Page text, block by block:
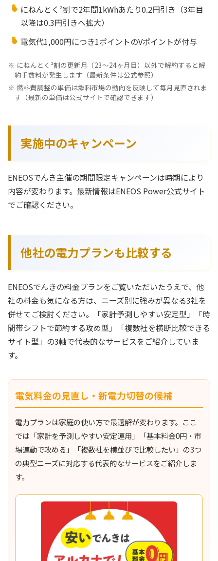
にねんとく²割で2年間1kWhあたり0.2円引き（3年目
以降は0.3円引きへ拡大）
電気代1,000円につき1ポイントのVポイントが付与
にねんとく²割の更新月（23〜24ヶ月目）以外で解約すると解
約手数料が発生します（最新条件は公式参照）
燃料費調整の単価は燃料市場の動向を反映して毎月見直されま
す（最新の単価は公式サイトで確認できます）
実施中のキャンペーン
ENEOSでんき主催の期間限定キャンペーンは時期により
内容が変わります。最新情報はENEOS Power公式サイト
でご確認ください。
他社の電力プランも比較する
ENEOSでんきの料金プランをご覧いただいたうえで、他
社の料金も気になる方は、ニーズ別に強みが異なる3社を
併せてご検討ください。「家計予測しやすい安定型」「時
間帯シフトで節約する攻め型」「複数社を横断比較できる
サイト型」の3軸で代表的なサービスをご紹介していま
す。
電気料金の見直し・新電力切替の候補
電力プランは家庭の使い方で最適解が変わります。ここ
では「家計を予測しやすい安定運用」「基本料金0円・市
場連動で攻める」「複数社を横並びで比較したい」の3つ
の典型ニーズに対応する代表的なサービスをご紹介しま
す。